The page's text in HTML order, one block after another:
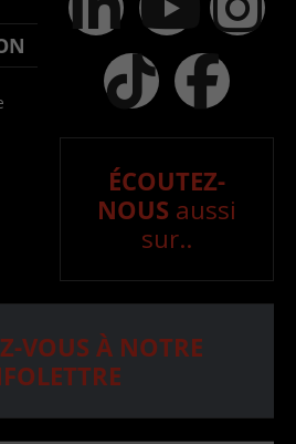
ÉCOUTEZ-
NOUS aussi
sur..
VOUS À NOTRE